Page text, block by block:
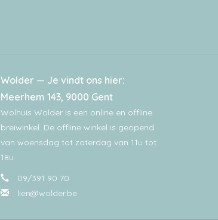
Wolder — Je vindt ons hier:
Meerhem 143, 9000 Gent
Wolhuis Wolder is een online en offline
breiwinkel. De offline winkel is geopend
van woensdag tot zaterdag van 11u tot
18u.
09/391 90 70
lien@wolder.be